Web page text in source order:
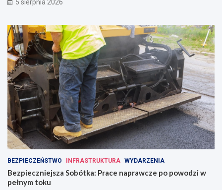
5 sierpnia 2026
BEZPIECZEŃSTWO INFRASTRUKTURA WYDARZENIA
Bezpieczniejsza Sobótka: Prace naprawcze po powodzi w
pełnym toku